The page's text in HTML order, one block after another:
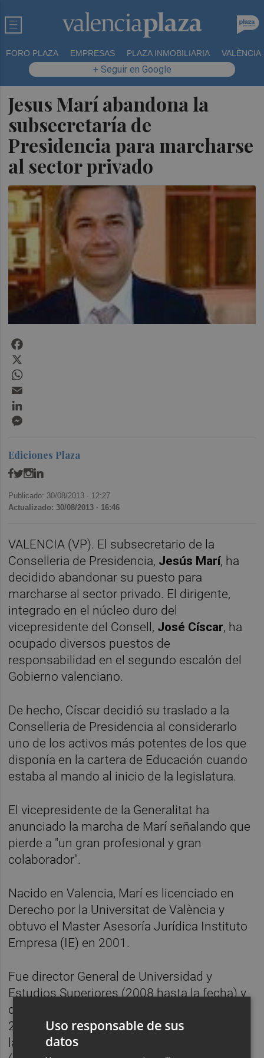
FORO PLAZA EMPRESAS PLAZA INMOBILIARIA VALÈNCIA
+ Seguir en Google
Jesus Marí abandona la
subsecretaría de
Presidencia para marcharse
al sector privado
Ediciones Plaza
Publicado: 30/08/2013 · 12:27
Actualizado: 30/08/2013 · 16:46
VALENCIA (VP). El subsecretario de la
Conselleria de Presidencia, Jesús Marí, ha
decidido abandonar su puesto para
marcharse al sector privado. El dirigente,
integrado en el núcleo duro del
vicepresidente del Consell, José Císcar, ha
ocupado diversos puestos de
responsabilidad en el segundo escalón del
Gobierno valenciano.
De hecho, Císcar decidió su traslado a la
Conselleria de Presidencia al considerarlo
uno de los activos más potentes de los que
disponía en la cartera de Educación cuando
estaba al mando al inicio de la legislatura.
El vicepresidente de la Generalitat ha
anunciado la marcha de Marí señalando que
pierde a "un gran profesional y gran
colaborador".
Nacido en Valencia, Marí es licenciado en
Derecho por la Universitat de València y
obtuvo el Master Asesoría Jurídica Instituto
Empresa (IE) en 2001.
Fue director General de Universidad y
Estudios Superiores (2008 hasta la fecha) y
director general de Política Científica (2007-
2008). Además, ha sido director gerente de
la Fundación Profesor Manuel Broseta
Uso responsable de sus
datos